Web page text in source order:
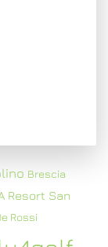
Brescia
Resort San
Rossi